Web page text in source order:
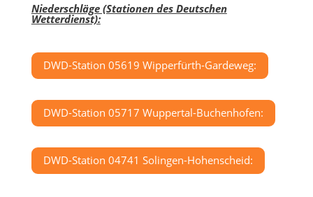
Niederschläge (Stationen des Deutschen
Wetterdienst):
DWD-Station 05619 Wipperfürth-Gardeweg:
DWD-Station 05717 Wuppertal-Buchenhofen:
DWD-Station 04741 Solingen-Hohenscheid: